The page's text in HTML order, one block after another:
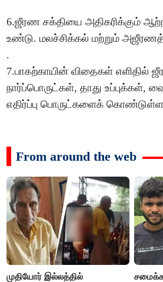
6.ஜீரண சக்தியை அதிகரிக்கும்
உண்டு. மலச்சிக்கல் மற்றும்
.
7.பாகற்காயின் விதைகள் எளிதில்
நார்ப்பொருட்கள், தாது உப்புக்கள்,
எதிர்ப்பு பொருட்களைக்
From around the web
முதியோர் இல்லத்தில்